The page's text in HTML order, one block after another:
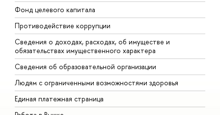
Фонд целевого капитала
Противодействие коррупции
Сведения о доходах, расходах, об имуществе и
обязательствах имущественного характера
Сведения об образовательной организации
Людям с ограниченными возможностями здоровья
Единая платежная страница